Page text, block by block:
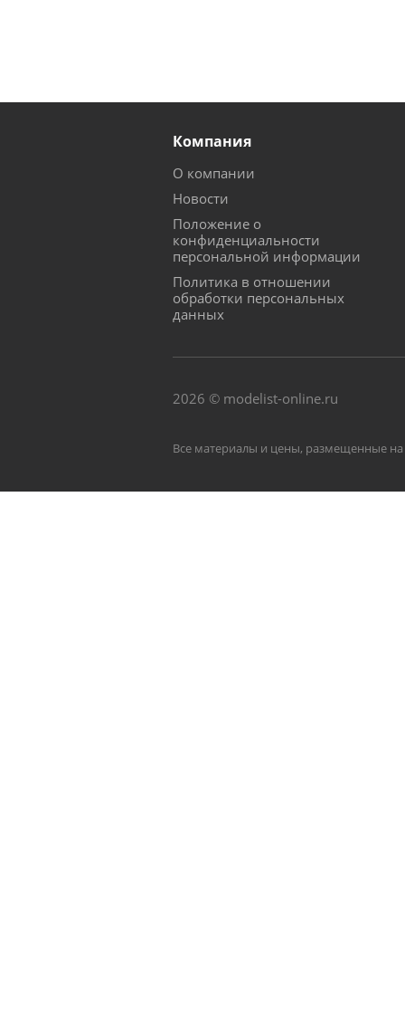
Компания
О компании
Новости
Положение о
конфиденциальности
персональной информации
Политика в отношении
обработки персональных
данных
2026 © modelist-online.ru
Все материалы и цены, размещенные на